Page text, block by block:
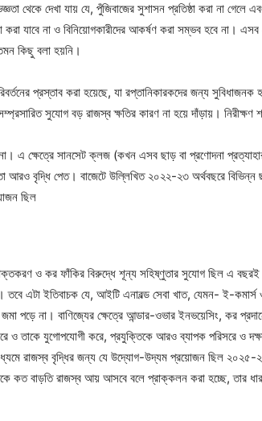
দেখা যায় যে, পুঁজিবাজের সুশাসন প্রতিষ্ঠা করা না গেলে
যাবে না ও বিনিয়োগকারীদের আকর্ষণ করা সম্ভব হবে না। এসব
কিছু বলা হয়নি।
প্রস্তাব করা হয়েছে, যা রপ্তানিকারকদের জন্য
সুযোগ বড় রাজস্ব ক্ষতির কারণ না হয়ে দাঁড়ায়। নিরীক্ষণ
এ ক্ষেত্রে সানসেট ক্লজ (কখন এসব ছাড় বা প্রণোদনা
আরও বৃদ্ধি পেত। বাজেটে উল্লিখিত ২০২২-২৩ অর্থবছরে বিভিন্ন
ছিল
ও কর ফাঁকির বিরুদ্ধে শূন্য সহিষ্ণুতার সুযোগ ছিল এ
এটা ইতিবাচক যে, আইটি এনাবল্ড সেবা খাত, যেমন- ই-
পড়ে না। বাণিজ্যের ক্ষেত্রে আন্ডার-ওভার ইনভয়েসিং, কর
ও তাকে যুগোপযোগী করে, প্রযুক্তিকে আরও ব্যাপক পরিসরে ও
রাজস্ব বৃদ্ধির জন্য যে উদ্যোগ-উদ্যম প্রয়োজন ছিল ২০২৫-২৬
কত বাড়তি রাজস্ব আয় আসবে বলে প্রাক্কলন করা হচ্ছে, তার